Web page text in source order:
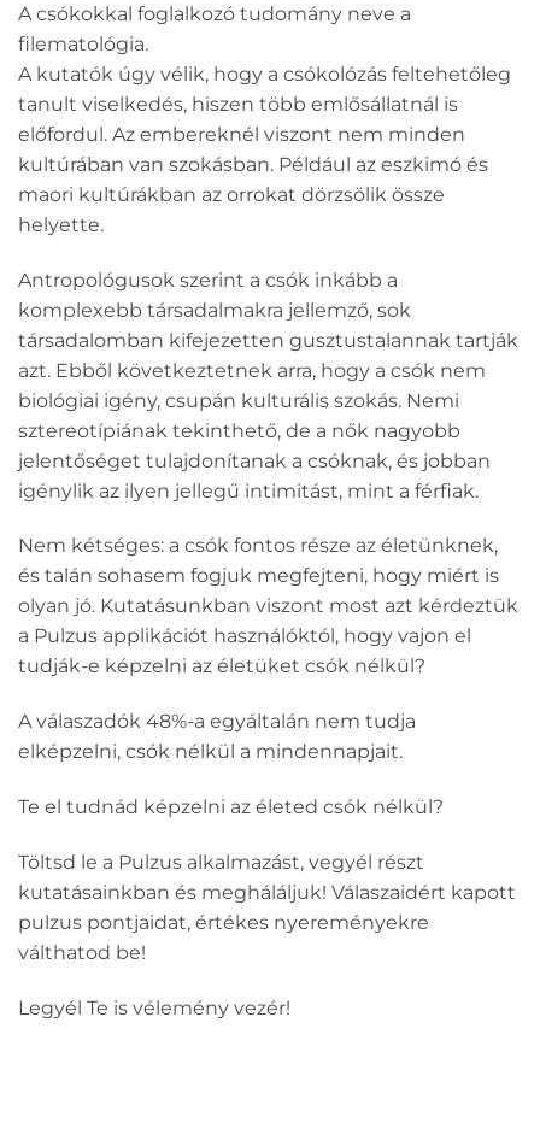
A csókokkal foglalkozó tudomány neve a
filematológia.
A kutatók úgy vélik, hogy a csókolózás feltehetőleg
tanult viselkedés, hiszen több emlősállatnál is
előfordul. Az embereknél viszont nem minden
kultúrában van szokásban. Például az eszkimó és
maori kultúrákban az orrokat dörzsölik össze
helyette.
Antropológusok szerint a csók inkább a
komplexebb társadalmakra jellemző, sok
társadalomban kifejezetten gusztustalannak tartják
azt. Ebből következtetnek arra, hogy a csók nem
biológiai igény, csupán kulturális szokás. Nemi
sztereotípiának tekinthető, de a nők nagyobb
jelentőséget tulajdonítanak a csóknak, és jobban
igénylik az ilyen jellegű intimitást, mint a férfiak.
Nem kétséges: a csók fontos része az életünknek,
és talán sohasem fogjuk megfejteni, hogy miért is
olyan jó. Kutatásunkban viszont most azt kérdeztük
a Pulzus applikációt használóktól, hogy vajon el
tudják-e képzelni az életüket csók nélkül?
A válaszadók 48%-a egyáltalán nem tudja
elképzelni, csók nélkül a mindennapjait.
Te el tudnád képzelni az életed csók nélkül?
Töltsd le a Pulzus alkalmazást, vegyél részt
kutatásainkban és megháláljuk! Válaszaidért kapott
pulzus pontjaidat, értékes nyereményekre
válthatod be!
Legyél Te is vélemény vezér!